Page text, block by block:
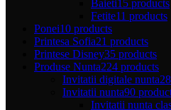
Baieti15 products
Fetite11 products
Ponei10 products
Printesa Sofia21 products
Printese Disney35 products
Produse Nunta224 products
Invitatii digitale nunta
Invitatii nunta90
Invitatii nunta